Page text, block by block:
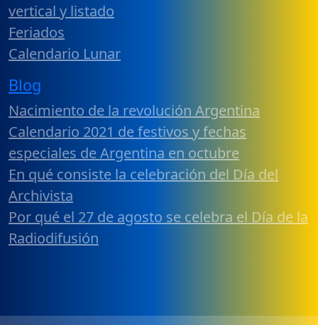
vertical y listado
Feriados
Calendario Lunar
Blog
Nacimiento de la revolución Argentina
Calendario 2021 de festivos y fechas
especiales de Argentina en octubre
En qué consiste la celebración del Día del
Archivista
Por qué el 27 de agosto se celebra el Día de la
Radiodifusión